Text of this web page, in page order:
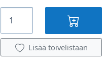
Lisää toivelistaan